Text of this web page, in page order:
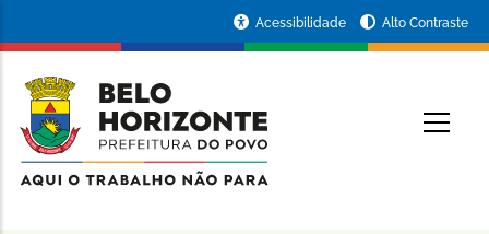
conteúdo
principal
da
Prefeitura
de
Acessibilidade Alto Contraste